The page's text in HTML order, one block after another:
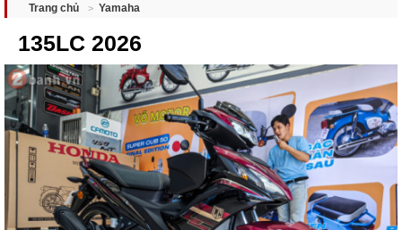
Trang chủ Yamaha
135LC 2026